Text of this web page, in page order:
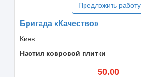
Предложить работу
Бригада «Качество»
Киев
Настил ковровой плитки
50.00